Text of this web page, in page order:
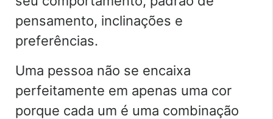
pensamento, inclinações e
preferências.
Uma pessoa não se encaixa
perfeitamente em apenas uma cor
porque cada um é uma combinação